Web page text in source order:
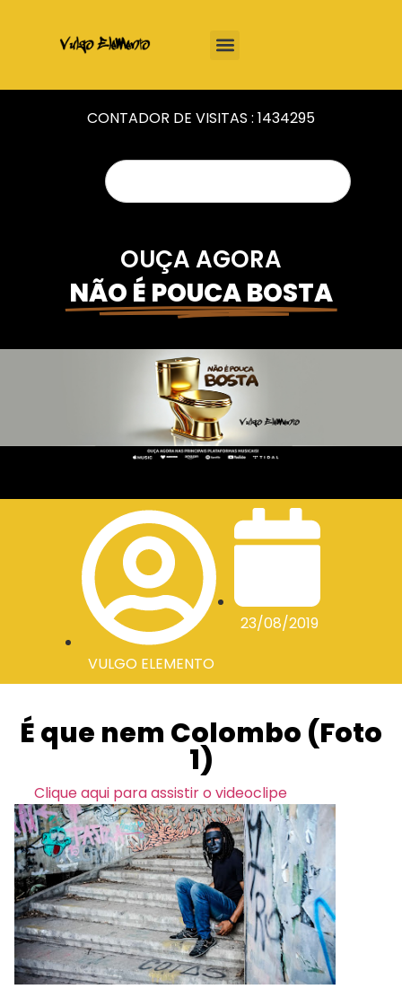
CONTADOR DE VISITAS : 1434295
OUÇA AGORA
NÃO É POUCA BOSTA
VULGO ELEMENTO
23/08/2019
É que nem Colombo (Foto
1)
Clique aqui para assistir o videoclipe